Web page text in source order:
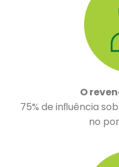
O
75% de inﬂuência
no